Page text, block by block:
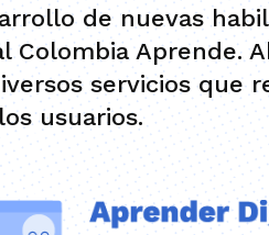
de nuevas
Aprende.
servicios que
usuarios.